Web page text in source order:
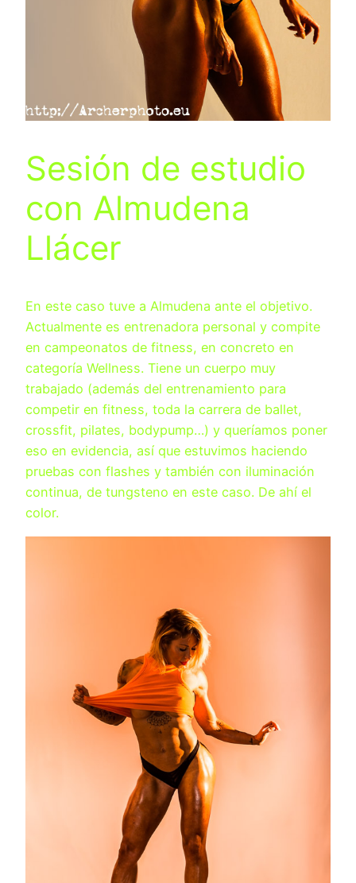
Sesión de estudio
con Almudena
Llácer
En este caso tuve a Almudena ante el objetivo.
Actualmente es entrenadora personal y compite
en campeonatos de fitness, en concreto en
categoría Wellness. Tiene un cuerpo muy
trabajado (además del entrenamiento para
competir en fitness, toda la carrera de ballet,
crossfit, pilates, bodypump…) y queríamos poner
eso en evidencia, así que estuvimos haciendo
pruebas con flashes y también con iluminación
continua, de tungsteno en este caso. De ahí el
color.